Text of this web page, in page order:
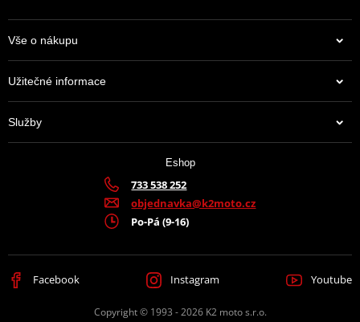
Vše o nákupu
Užitečné informace
Služby
Eshop
733 538 252
objednavka@k2moto.cz
Po-Pá (9-16)
Facebook Instagram Youtube
Copyright © 1993 - 2026 K2 moto s.r.o.